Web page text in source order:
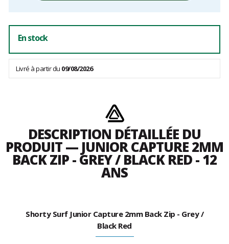
En stock
Livré à partir du 09/08/2026
DESCRIPTION DÉTAILLÉE DU
PRODUIT — JUNIOR CAPTURE 2MM
BACK ZIP - GREY / BLACK RED - 12
ANS
Shorty Surf Junior Capture 2mm Back Zip - Grey /
Black Red